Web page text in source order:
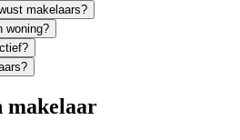
makelaars?
woning?
makelaar